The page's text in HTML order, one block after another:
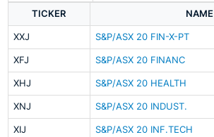
TICKER NAME
XXJ S&P/ASX 20 FIN-X-PT
XFJ S&P/ASX 20 FINANC
XHJ S&P/ASX 20 HEALTH
XNJ S&P/ASX 20 INDUST.
XIJ S&P/ASX 20 INF.TECH